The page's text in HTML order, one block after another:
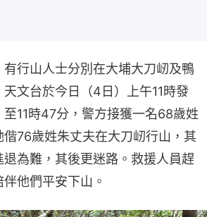
行山人士分別在大埔大刀屻及鴨
文台於今日（4日）上午11時發
11時47分，警方接獲一名68歲姓
76歲姓朱丈夫在大刀屻行山，其
退為難，其後更迷路。救援人員趕
他們平安下山。